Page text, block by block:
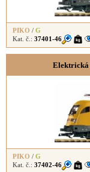
PIKO / G
Kat. č.: 37401-46
Elektrická
PIKO / G
Kat. č.: 37402-46